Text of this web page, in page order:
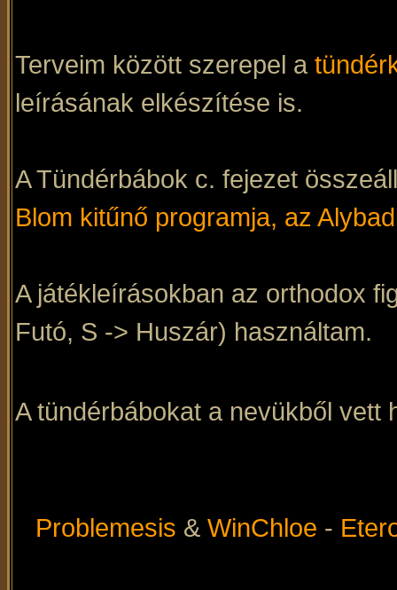
Terveim között szerepel a
leírásának elkészítése is.
A Tündérbábok c. fejezet
Blom kitűnő programja, az
A játékleírásokban az orthodox
Futó, S -> Huszár) használtam.
A tündérbábokat a nevükből
Problemesis & WinChloe -